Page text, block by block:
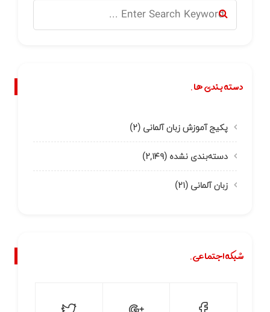
دسته بندی ها.
پکیج آموزش زبان آلمانی (۲)
دسته‌بندی نشده (۲,۱۴۹)
زبان آلمانی (۲۱)
شبکه اجتماعی.